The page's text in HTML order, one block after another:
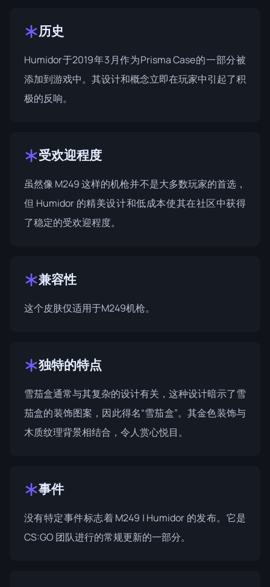
历史
Humidor于2019年3月作为Prisma Case的一部分被
添加到游戏中。其设计和概念立即在玩家中引起了积
极的反响。
受欢迎程度
虽然像 M249 这样的机枪并不是大多数玩家的首选，
但 Humidor 的精美设计和低成本使其在社区中获得
了稳定的受欢迎程度。
兼容性
这个皮肤仅适用于M249机枪。
独特的特点
雪茄盒通常与其复杂的设计有关，这种设计暗示了雪
茄盒的装饰图案，因此得名“雪茄盒”。其金色装饰与
木质纹理背景相结合，令人赏心悦目。
事件
没有特定事件标志着 M249 | Humidor 的发布。它是
CS:GO 团队进行的常规更新的一部分。